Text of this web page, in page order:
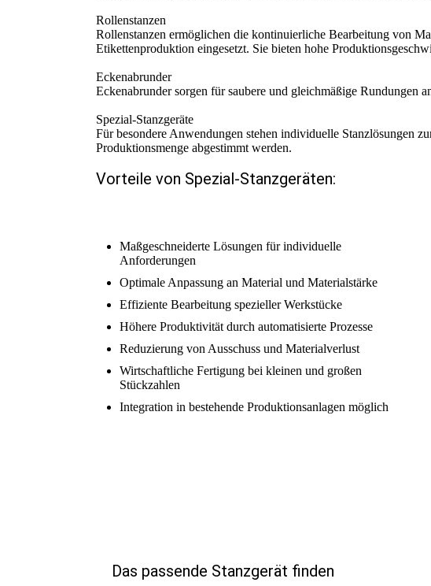
Rollenstanzen
Rollenstanzen ermöglichen die kontinuierliche Bearbeitung von
Etikettenproduktion eingesetzt. Sie bieten hohe
Eckenabrunder
Eckenabrunder sorgen für saubere und gleichmäßige Rundungen
Spezial-Stanzgeräte
Für besondere Anwendungen stehen individuelle Stanzlösungen
Produktionsmenge abgestimmt werden.
Vorteile von Spezial-Stanzgeräten:
Maßgeschneiderte Lösungen für individuelle
Anforderungen
Optimale Anpassung an Material und Materialstärke
Effiziente Bearbeitung spezieller Werkstücke
Höhere Produktivität durch automatisierte Prozesse
Reduzierung von Ausschuss und Materialverlust
Wirtschaftliche Fertigung bei kleinen und großen
Stückzahlen
Integration in bestehende Produktionsanlagen möglich
Das passende Stanzgerät finden